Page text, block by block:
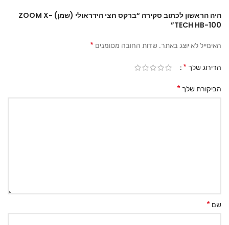
היה הראשון לכתוב סקירה “ברקס חצי הידראולי (שמן) ZOOM X-
TECH HB-100”
האימייל לא יוצג באתר. שדות החובה מסומנים *
הדירוג שלך *
הביקורת שלך *
שם *